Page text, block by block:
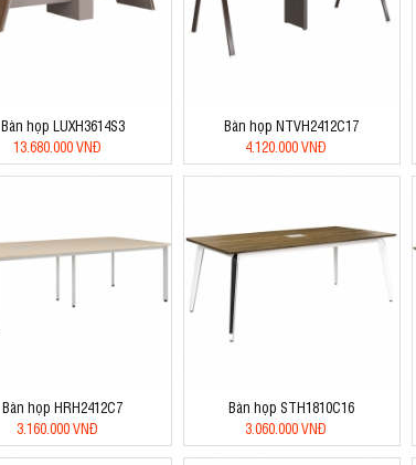
Bàn họp LUXH3614S3
13.680.000 VNĐ
Bàn họp NTVH2412C17
4.120.000 VNĐ
Bàn họp HRH2412C7
3.160.000 VNĐ
Bàn họp STH1810C16
3.060.000 VNĐ